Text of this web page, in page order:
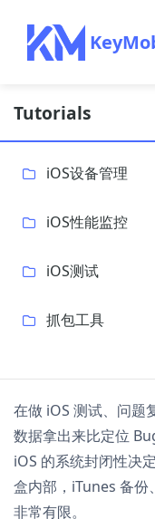
Tutorials
iOS设备管理
iOS性能监控
iOS测试
抓包工具
在做 iOS 测试、问题
数据拿出来比定位
iOS 的系统封闭性决
盒内部，iTunes 备份
非常有限。